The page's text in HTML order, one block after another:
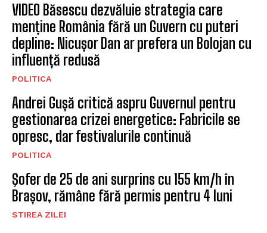
VIDEO Băsescu dezvăluie strategia care
menține România fără un Guvern cu puteri
depline: Nicușor Dan ar prefera un Bolojan cu
influență redusă
POLITICA
Andrei Gușă critică aspru Guvernul pentru
gestionarea crizei energetice: Fabricile se
opresc, dar festivalurile continuă
POLITICA
Şofer de 25 de ani surprins cu 155 km/h în
Brașov, rămâne fără permis pentru 4 luni
STIREA ZILEI